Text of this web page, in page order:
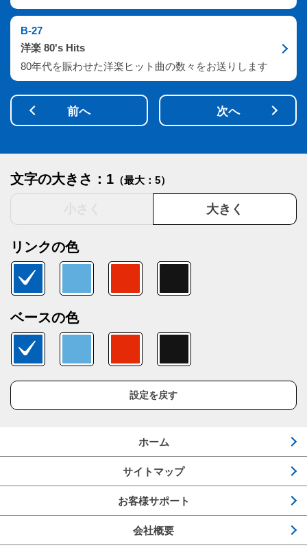
B-27
洋楽 80's Hits
80年代を賑わせた洋楽ヒット曲の数々をお送りします
前へ 次へ
文字の大きさ：1 （最大：5）
大きく
リンクの色
ベースの色
設定を戻す
ホーム
サイトマップ
お客様サポート
会社概要